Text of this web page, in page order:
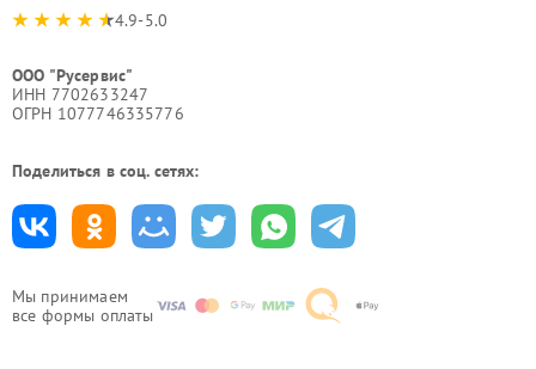
Мы принимаем
все формы оплаты
4.9-5.0
ООО "Русервис"
ИНН 7702633247
ОГРН 1077746335776
Поделиться в соц. сетях: